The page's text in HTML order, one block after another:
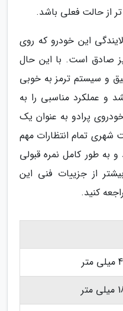
از حالت فعلی باشد.
این خودرو که روی
است نیز صادق است. با این حال
و سیستم ترمز به خوبی
و عملکرد مناسبی را به
پرادو به عنوان یک
شهری تمام انتظارات مهم
و به طور کامل نمره قبولی
از جزییات فنی این
کنید.